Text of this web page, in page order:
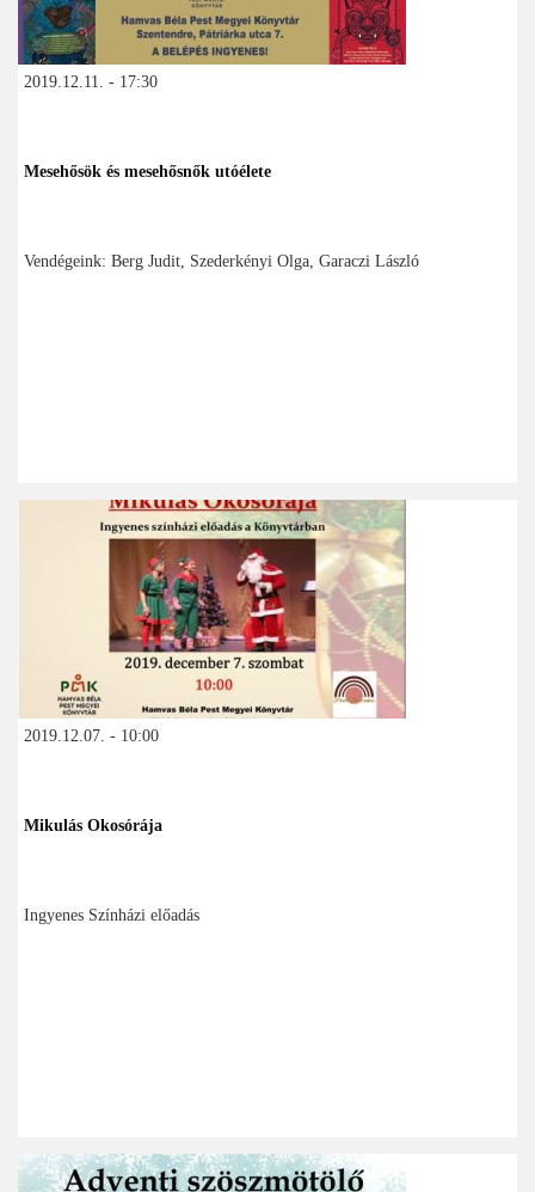
2019.12.11. - 17:30
Mesehősök és mesehősnők utóélete
Vendégeink: Berg Judit, Szederkényi Olga, Garaczi László
2019.12.07. - 10:00
Mikulás Okosórája
Ingyenes Színházi előadás